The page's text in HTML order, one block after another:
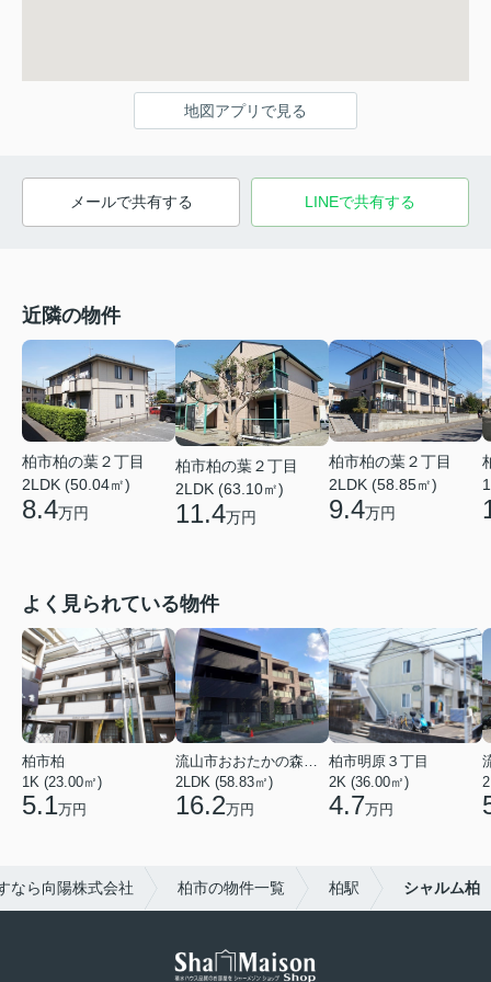
地図アプリで見る
メールで共有する LINEで共有する
近隣の物件
柏市柏の葉２丁目
2LDK (50.04㎡)
8.4万円
柏市柏の葉２丁目
2LDK (63.10㎡)
11.4万円
柏市柏の葉２丁目
2LDK (58.85㎡)
9.4万円
よく見られている物件
柏市柏
1K (23.00㎡)
5.1万円
2LDK (58.83㎡)
16.2万円
柏市明原３丁目
2K (36.00㎡)
4.7万円
なら向陽株式会社 柏市の物件一覧 柏駅 シャルム柏